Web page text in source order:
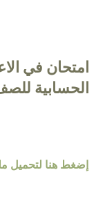
امتحان في
الحسابية
إضغط هنا لتحميل